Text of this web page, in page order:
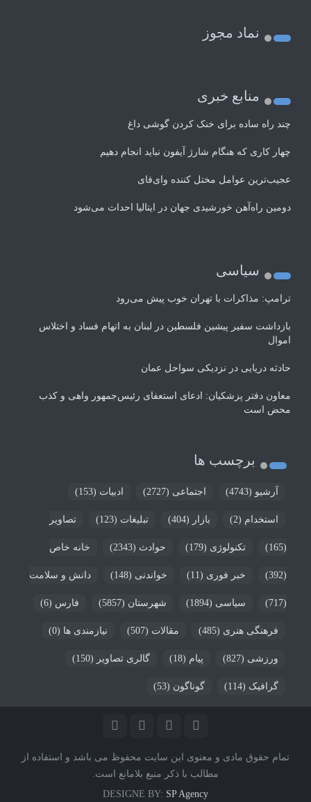
نماد مجوز
منابع خبری
چند راه‌ ساده برای خنک کردن گوشی داغ
چهار کاری که هنگام شارژ آیفون نباید انجام دهیم
عجیب‌ترین عوامل مختل کننده وای‌فای
دومین راه‌آهن خورشیدی جهان در ایتالیا احداث می‌شود
سیاسی
ترامپ: مذاکرات با تهران خوب پیش می‌رود
بازداشت سفیر پیشین فلسطین در لبنان به اتهام فساد و اختلاس
اموال
حادثه دریایی در نزدیکی سواحل عمان
معاون دفتر پزشکیان: ادعای استعفای رئیس‌جمهور واهی و کذب
محض است
برچسب ها
آرشیو (4743) اجتماعی (2727) ادبیات (153)
استخدام (2) بازار (404) تبلیغات (123) تصاویر
(165) تکنولوژی (179) حوادث (2343) خانه خاص
(392) خبر فوری (11) خواندنی (148) دانش و سلامت
(717) سیاسی (1894) شهرستان (5857) فارس (6)
فرهنگی هنری (485) مقالات (507) نیازمندی ها (0)
ورزشی (827) پیام (18) گالری تصاویر (150)
گرافیک (114) گوناگون (53)
تمام حقوق مادی و معنوی این سایت محفوظ می باشد و استفاده از
مطالب با ذکر منبع بلامانع است.
DESIGNE BY: SP Agency